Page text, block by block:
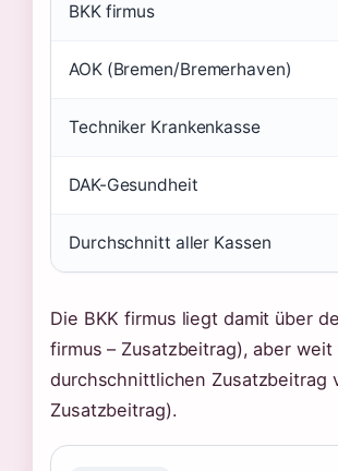
BKK firmus
AOK (Bremen/Bremerhaven)
Techniker Krankenkasse
DAK-Gesundheit
Durchschnitt aller Kassen
Die BKK firmus liegt damit über
firmus – Zusatzbeitrag), aber
durchschnittlichen Zusatzbeitrag
Zusatzbeitrag).